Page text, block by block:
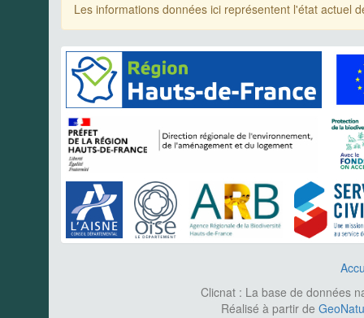
Les informations données ici représentent l'état actuel
Clicnat : La base de données
Réalisé à partir de